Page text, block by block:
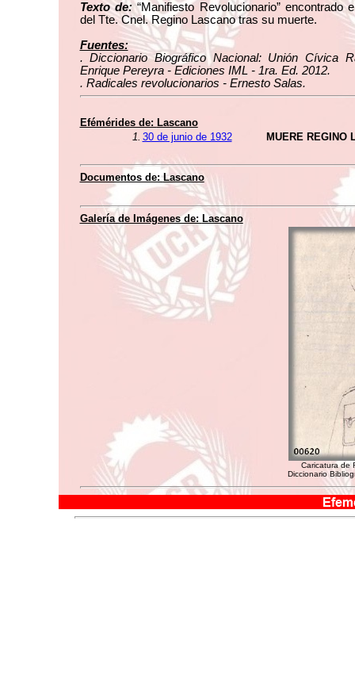
Texto de: “Manifiesto Revolucionario” encontrado
del Tte. Cnel. Regino Lascano tras su muerte.
Fuentes:
. Diccionario Biográfico Nacional: Unión Cívica
Enrique Pereyra - Ediciones IML - 1ra. Ed. 2012.
. Radicales revolucionarios - Ernesto Salas.
Efémérides de: Lascano
1. 30 de junio de 1932 MUERE REGINO
Documentos de:Lascano
Galería de Imágenes de: Lascano
Caricatura de
Diccionario